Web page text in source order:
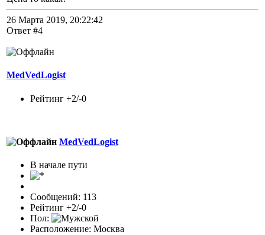
26 Марта 2019, 20:22:42
Ответ #4
MedVedLogist
Рейтинг +2/-0
MedVedLogist
В начале пути
Сообщений: 113
Рейтинг +2/-0
Пол:
Расположение: Москва